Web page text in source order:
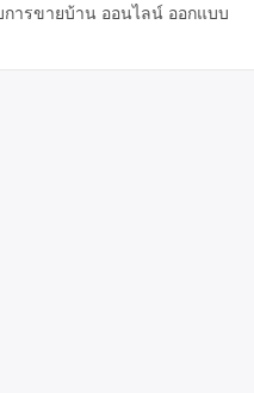
การขายบ้าน ออนไลน์ ออกแบบ